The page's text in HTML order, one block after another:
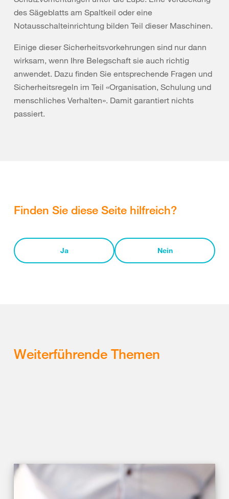
des Sägeblatts am Spaltkeil oder eine
Notausschalteinrichtung bilden Teil dieser Maschinen.
Einige dieser Sicherheitsvorkehrungen sind nur dann
wirksam, wenn Ihre Belegschaft sie auch richtig
anwendet. Dazu finden Sie entsprechende Fragen und
Sicherheitsregeln im Teil «Organisation, Schulung und
menschliches Verhalten». Damit garantiert nichts
passiert.
Finden Sie diese Seite hilfreich?
Ja Nein
Weiterführende Themen